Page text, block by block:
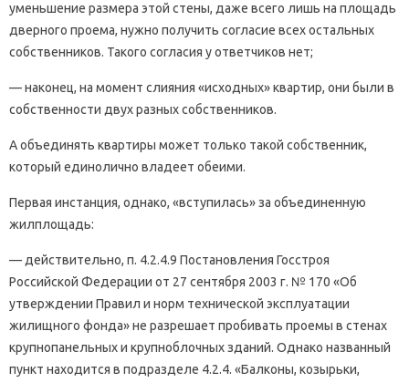
уменьшение размера этой стены, даже всего лишь на площадь
дверного проема, нужно получить согласие всех остальных
собственников. Такого согласия у ответчиков нет;
— наконец, на момент слияния «исходных» квартир, они были в
собственности двух разных собственников.
А объединять квартиры может только такой собственник,
который единолично владеет обеими.
Первая инстанция, однако, «вступилась» за объединенную
жилплощадь:
— действительно, п. 4.2.4.9 Постановления Госстроя
Российской Федерации от 27 сентября 2003 г. № 170 «Об
утверждении Правил и норм технической эксплуатации
жилищного фонда» не разрешает пробивать проемы в стенах
крупнопанельных и крупноблочных зданий. Однако названный
пункт находится в подразделе 4.2.4. «Балконы, козырьки,